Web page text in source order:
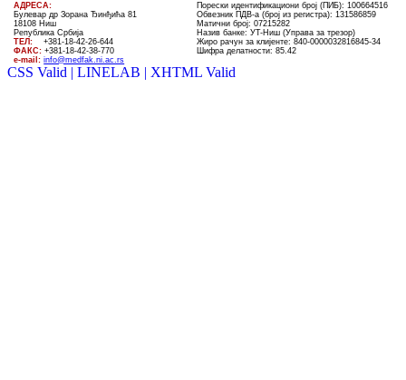
AДРЕСА:
Булевар др Зорана Ђинђића 81
18108 Ниш
Република Србија
ТЕЛ: +381-18-42-26-644
ФАКС: +381-18-42-38-770
e-mail: info@medfak.ni.ac.rs
Порески идентификациони број (ПИБ): 100664516
Обвезник ПДВ-а (број из регистра): 131586859
Матични број: 07215282
Назив банке: УT-Ниш (Управа за трезор)
Жиро рачун за клијенте:840-0000032816845-34
Шифра делатности: 85.42
CSS Valid | LINELAB | XHTML Valid